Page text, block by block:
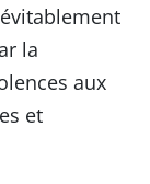
la
aux
et